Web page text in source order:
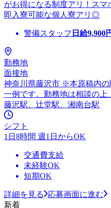
がお得になる制度アリ！ス
即入寮可能な個人寮アリ◎
警備スタッフ 日給9,900
勤務地
面接地
神奈川県藤沢市 ※本原稿内
一例です。勤務地は相談の上
藤沢駅、辻堂駅、湘南台駅
シフト
1日8時間 週1日からOK
交通費支給
未経験OK
短期OK
詳細を見る
応募画面に進む
新着